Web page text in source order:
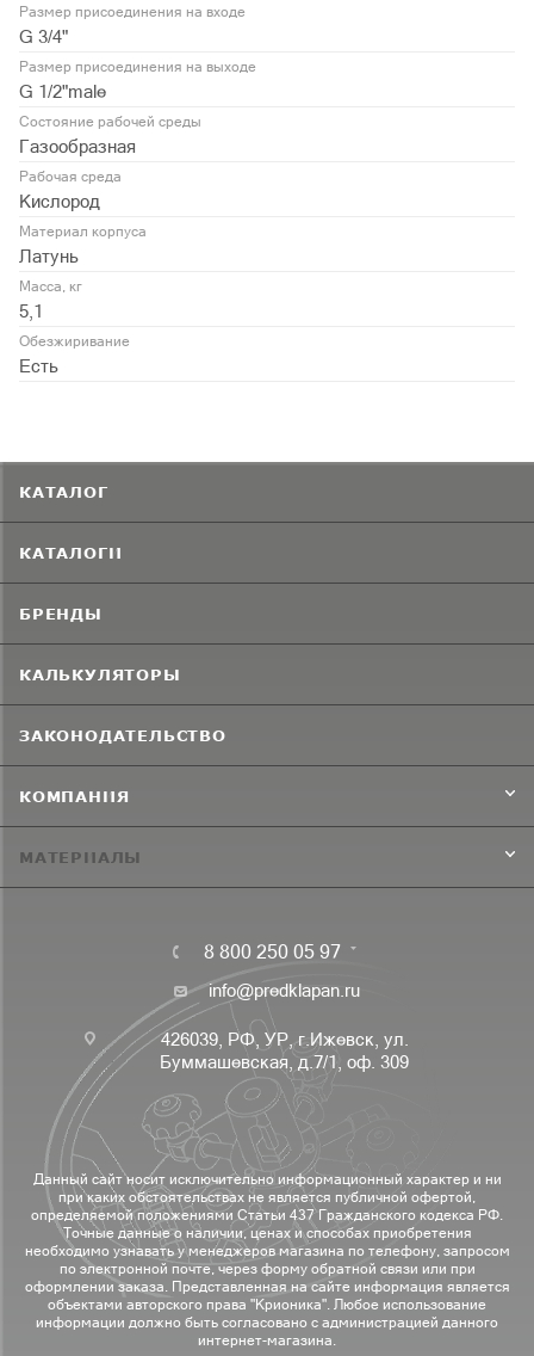
Размер присоединения на входе
G 3/4"
Размер присоединения на выходе
G 1/2"male
Состояние рабочей среды
Газообразная
Рабочая среда
Кислород
Материал корпуса
Латунь
Масса, кг
5,1
Обезжиривание
Есть
КАТАЛОГ
КАТАЛОГИ
БРЕНДЫ
КАЛЬКУЛЯТОРЫ
ЗАКОНОДАТЕЛЬСТВО
КОМПАНИЯ
МАТЕРИАЛЫ
8 800 250 05 97
info@predklapan.ru
426039, РФ, УР, г.Ижевск, ул.
Буммашевская, д.7/1, оф. 309
Данный сайт носит исключительно информационный характер и ни
при каких обстоятельствах не является публичной офертой,
определяемой положениями Статьи 437 Гражданского кодекса РФ.
Точные данные о наличии, ценах и способах приобретения
необходимо узнавать у менеджеров магазина по телефону, запросом
по электронной почте, через форму обратной связи или при
оформлении заказа. Представленная на сайте информация является
объектами авторского права "Крионика". Любое использование
информации должно быть согласовано с администрацией данного
интернет-магазина.